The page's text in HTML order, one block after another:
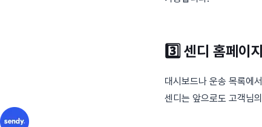
3️⃣ 센디 홈페이지
대시보드나 운송 목록에
센디는 앞으로도 고객님